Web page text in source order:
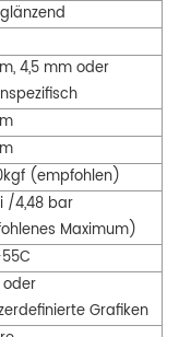
4,5 mm oder
(empfohlen)
/4,48 bar
Maximum)
oder
Grafiken